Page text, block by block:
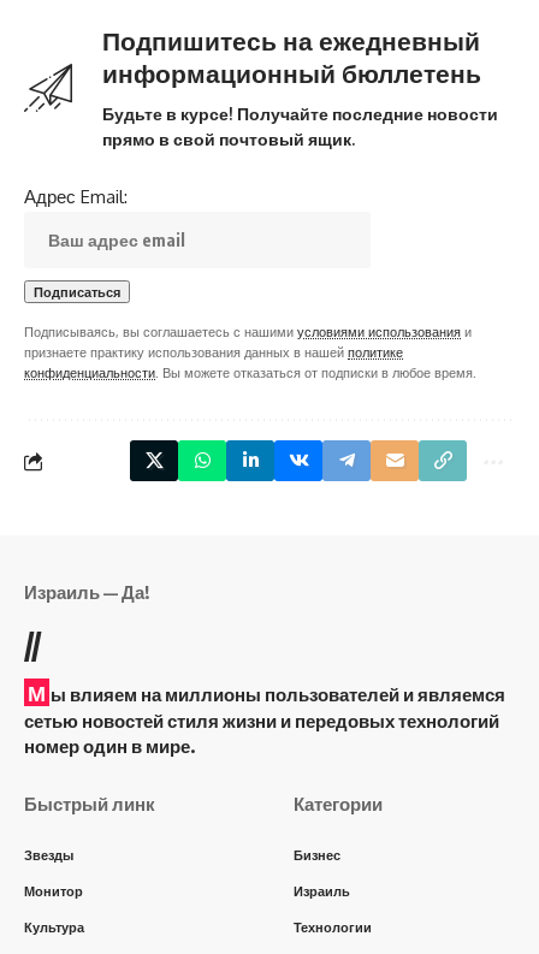
Подпишитесь на ежедневный
информационный бюллетень
Будьте в курсе! Получайте последние новости
прямо в свой почтовый ящик.
Адрес Email:
Подписываясь, вы соглашаетесь с нашими условиями использования и
признаете практику использования данных в нашей политике
конфиденциальности . Вы можете отказаться от подписки в любое время.
Израиль — Да!
//
М ы влияем на миллионы пользователей и являемся
сетью новостей стиля жизни и передовых технологий
номер один в мире.
Быстрый линк
Звезды
Монитор
Культура
Категории
Бизнес
Израиль
Технологии